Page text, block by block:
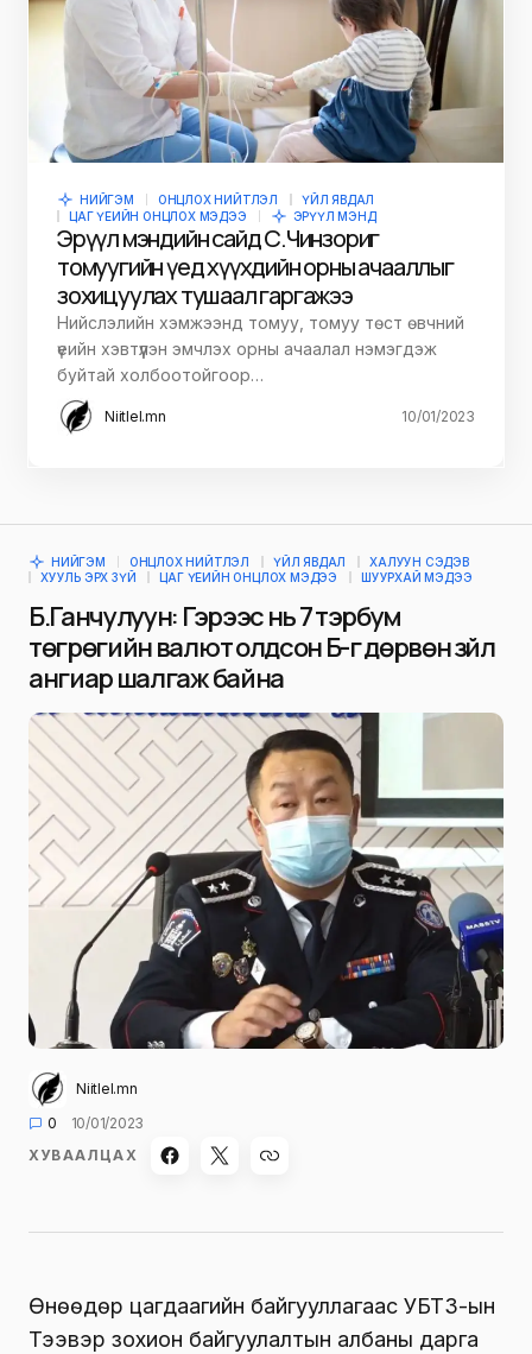
НИЙГЭМ ОНЦЛОХ НИЙТЛЭЛ
ҮЙЛ ЯВДАЛ
ЦАГ ҮЕИЙН ОНЦЛОХ МЭДЭЭ
ЭРҮҮЛ МЭНД
Эрүүл мэндийн сайд С.Чинзориг
томуугийн үед хүүхдийн орны ачааллыг
зохицуулах тушаал гаргажээ
Нийслэлийн хэмжээнд томуу, томуу төст өвчний
үеийн хэвтүүлэн эмчлэх орны ачаалал нэмэгдэж
буйтай холбоотойгоор…
Niitlel.mn 10/01/2023
НИЙГЭМ ОНЦЛОХ НИЙТЛЭЛ ҮЙЛ ЯВДАЛ
ХАЛУУН СЭДЭВ
ХУУЛЬ ЭРХ ЗҮЙ
ЦАГ ҮЕИЙН ОНЦЛОХ МЭДЭЭ ШУУРХАЙ МЭДЭЭ
Б.Ганчулуун: Гэрээс нь 7 тэрбум
төгрөгийн валют олдсон Б-г дөрвөн зүйл
ангиар шалгаж байна
Niitlel.mn
0
10/01/2023
ХУВААЛЦАХ
Өнөөдөр цагдаагийн байгууллагаас УБТЗ-ын
Тээвэр зохион байгуулалтын албаны дарга